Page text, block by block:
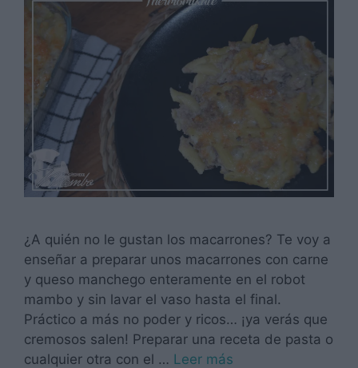
¿A quién no le gustan los macarrones? Te voy a
enseñar a preparar unos macarrones con carne
y queso manchego enteramente en el robot
mambo y sin lavar el vaso hasta el final.
Práctico a más no poder y ricos… ¡ya verás que
cremosos salen! Preparar una receta de pasta o
cualquier otra con el … Leer más